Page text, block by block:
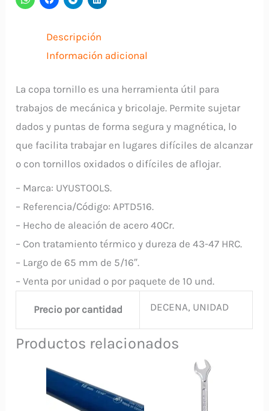
cantidad
Descripción
Información adicional
La copa tornillo es una herramienta útil para
trabajos de mecánica y bricolaje. Permite sujetar
dados y puntas de forma segura y magnética, lo
que facilita trabajar en lugares difíciles de alcanzar
o con tornillos oxidados o difíciles de aflojar.
– Marca: UYUSTOOLS.
– Referencia/Código: APTD516.
– Hecho de aleación de acero 40Cr.
– Con tratamiento térmico y dureza de 43-47 HRC.
– Largo de 65 mm de 5/16″.
– Venta por unidad o por paquete de 10 und.
Precio por cantidad DECENA, UNIDAD
Productos relacionados